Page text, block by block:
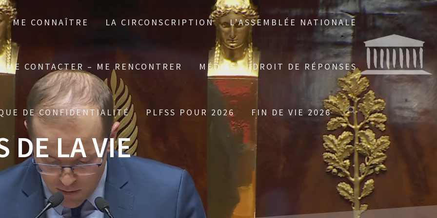
ME CONNAÎTRE LA CIRCONSCRIPTION L’ASSEMBLÉE NATIONALE
ME CONTACTER – ME RENCONTRER MÉDIAS DROIT DE RÉPONSES
DE CONFIDENTIALITÉ PLFSS POUR 2026 FIN DE VIE 2026
DE LA VIE